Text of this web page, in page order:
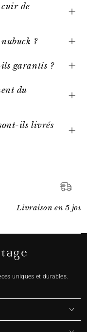
de
?
ils garantis ?
du
ils livrés
Livraison en 5
uniques et durables.